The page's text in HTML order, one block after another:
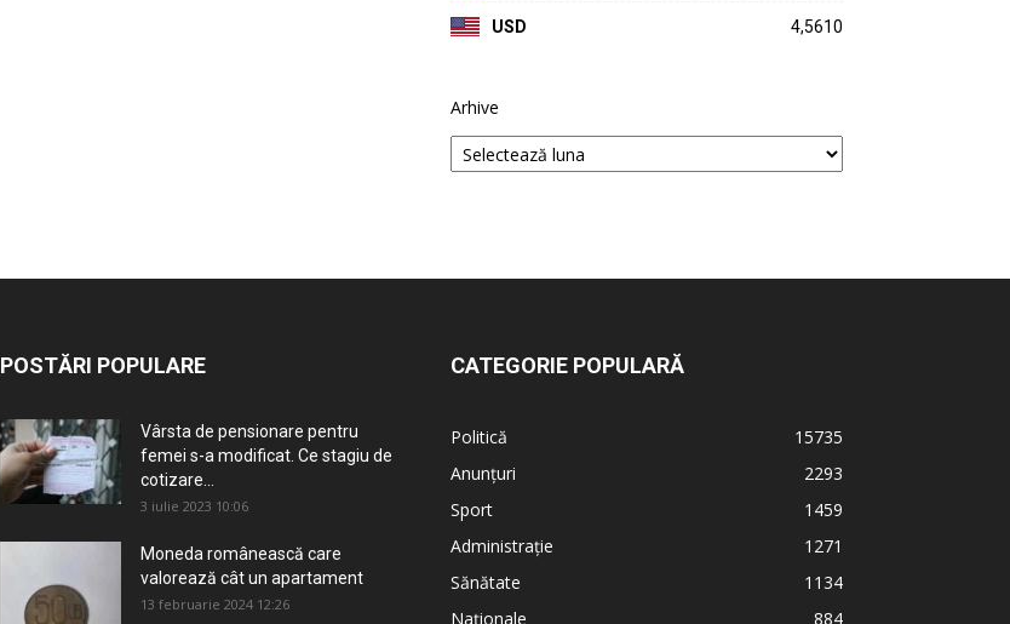
USD 4,5610
Arhive
POSTĂRI POPULARE
Vârsta de pensionare pentru
femei s-a modificat. Ce stagiu de
cotizare...
3 iulie 2023 10:06
Moneda românească care
valorează cât un apartament
13 februarie 2024 12:26
CATEGORIE POPULARĂ
Politică
15735
Anunțuri
2293
Sport
1459
Administrație
1271
Sănătate
1134
Naționale
884